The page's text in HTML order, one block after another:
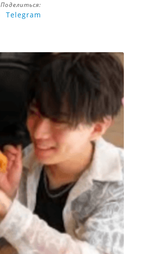
Поделиться:
Telegram